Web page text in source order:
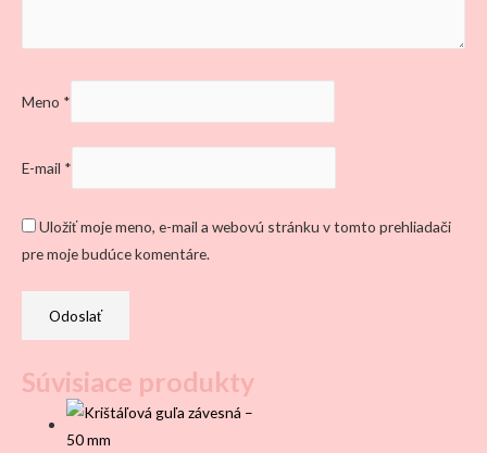
Meno *
E-mail *
Uložiť moje meno, e-mail a webovú stránku v tomto prehliadači
pre moje budúce komentáre.
Súvisiace produkty